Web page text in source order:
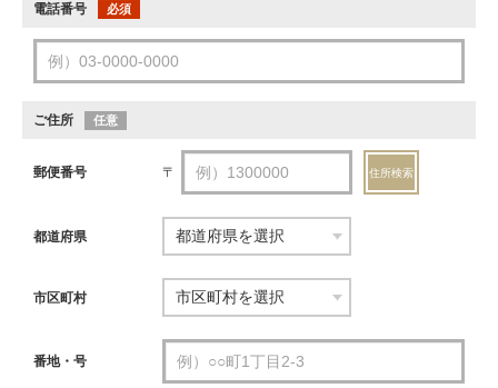
電話番号 必須
ご住所 任意
郵便番号 〒 住所検索
都道府県
市区町村
番地・号